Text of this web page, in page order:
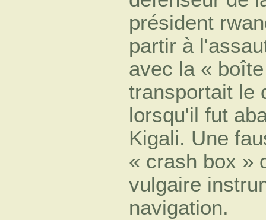
président
partir à
avec la «
transportait le
lorsqu'il fut
Kigali. Une
« crash box »
vulgaire
navigation.